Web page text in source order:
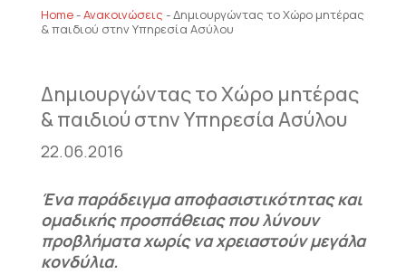
Home-Ανακοινώσεις -Δημιουργώντας το Χώρο μητέρας
& παιδιού στην Υπηρεσία Ασύλου
Δημιουργώντας το Χώρο μητέρας
& παιδιού στην Υπηρεσία Ασύλου
22.06.2016
Ένα παράδειγμα αποφασιστικότητας και
ομαδικής προσπάθειας που λύνουν
προβλήματα χωρίς να χρειαστούν μεγάλα
κονδύλια.